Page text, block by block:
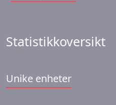
Statistikkoversikt
Unike enheter